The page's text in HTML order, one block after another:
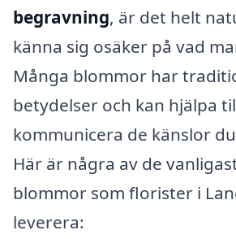
begravning, är det helt
känna sig osäker på vad
Många blommor har
betydelser och kan hjälpa
kommunicera de känslor
Här är några av de
blommor som florister i
leverera: